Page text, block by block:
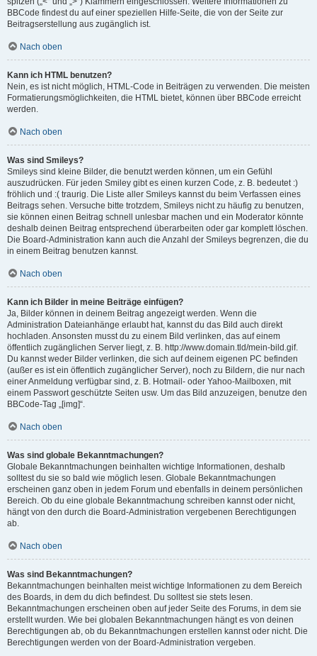
BBCode findest du auf einer speziellen Hilfe-Seite, die von der Seite zur
Beitragserstellung aus zugänglich ist.
Nach oben
Kann ich HTML benutzen?
Nein, es ist nicht möglich, HTML-Code in Beiträgen zu verwenden. Die meisten
Formatierungsmöglichkeiten, die HTML bietet, können über BBCode erreicht
werden.
Nach oben
Was sind Smileys?
Smileys sind kleine Bilder, die benutzt werden können, um ein Gefühl
auszudrücken. Für jeden Smiley gibt es einen kurzen Code, z. B. bedeutet :)
fröhlich und :( traurig. Die Liste aller Smileys kannst du beim Verfassen eines
Beitrags sehen. Versuche bitte trotzdem, Smileys nicht zu häufig zu benutzen,
sie können einen Beitrag schnell unlesbar machen und ein Moderator könnte
deshalb deinen Beitrag entsprechend überarbeiten oder gar komplett löschen.
Die Board-Administration kann auch die Anzahl der Smileys begrenzen, die du
in einem Beitrag benutzen kannst.
Nach oben
Kann ich Bilder in meine Beiträge einfügen?
Ja, Bilder können in deinem Beitrag angezeigt werden. Wenn die
Administration Dateianhänge erlaubt hat, kannst du das Bild auch direkt
hochladen. Ansonsten musst du zu einem Bild verlinken, das auf einem
öffentlich zugänglichen Server liegt, z. B. http://www.domain.tld/mein-bild.gif.
Du kannst weder Bilder verlinken, die sich auf deinem eigenen PC befinden
(außer es ist ein öffentlich zugänglicher Server), noch zu Bildern, die nur nach
einer Anmeldung verfügbar sind, z. B. Hotmail- oder Yahoo-Mailboxen, mit
einem Passwort geschützte Seiten usw. Um das Bild anzuzeigen, benutze den
BBCode-Tag „[img]“.
Nach oben
Was sind globale Bekanntmachungen?
Globale Bekanntmachungen beinhalten wichtige Informationen, deshalb
solltest du sie so bald wie möglich lesen. Globale Bekanntmachungen
erscheinen ganz oben in jedem Forum und ebenfalls in deinem persönlichen
Bereich. Ob du eine globale Bekanntmachung schreiben kannst oder nicht,
hängt von den durch die Board-Administration vergebenen Berechtigungen
ab.
Nach oben
Was sind Bekanntmachungen?
Bekanntmachungen beinhalten meist wichtige Informationen zu dem Bereich
des Boards, in dem du dich befindest. Du solltest sie stets lesen.
Bekanntmachungen erscheinen oben auf jeder Seite des Forums, in dem sie
erstellt wurden. Wie bei globalen Bekanntmachungen hängt es von deinen
Berechtigungen ab, ob du Bekanntmachungen erstellen kannst oder nicht. Die
Berechtigungen werden von der Board-Administration vergeben.